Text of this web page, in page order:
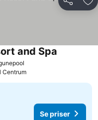
Del
and Spa
Centrum
Se priser